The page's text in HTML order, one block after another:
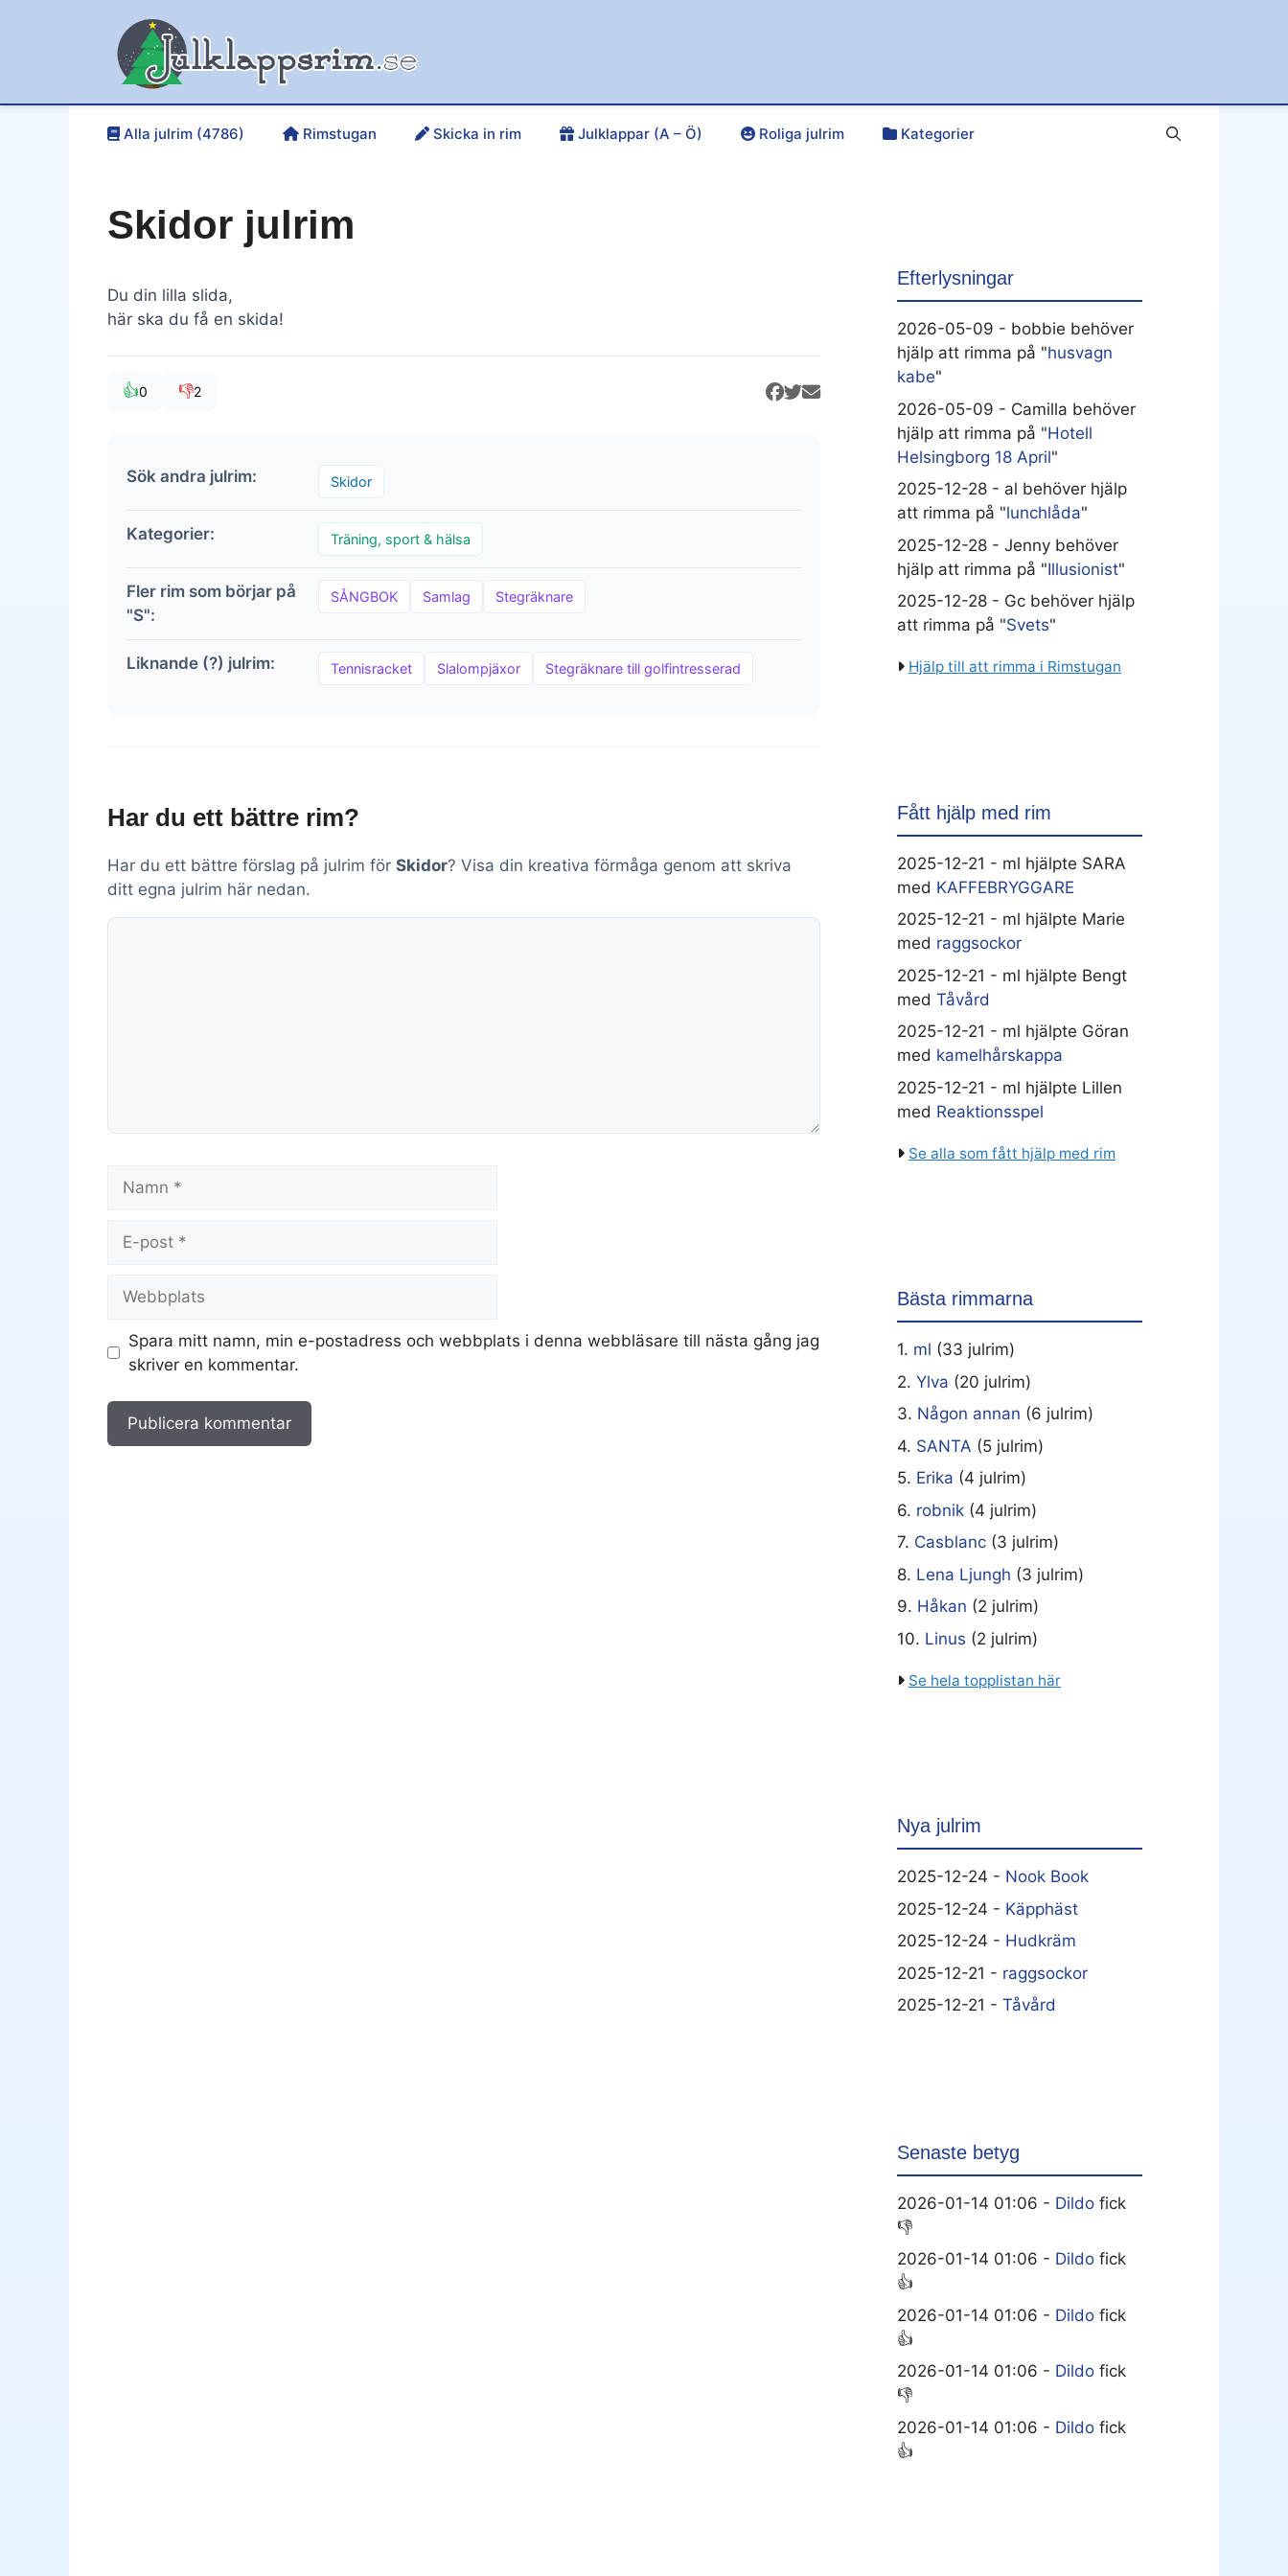
Alla julrim (4786) Rimstugan Skicka in rim Julklappar (A – Ö) Roliga julrim Kategorier
Skidor julrim
Du din lilla slida,
här ska du få en skida!
👍0 👎2
Sök andra julrim: Skidor
Kategorier: Träning, sport & hälsa
Fler rim som börjar på
"S":
SÅNGBOK Samlag Stegräknare
Liknande (?) julrim: Tennisracket Slalompjäxor Stegräknare till golfintresserad
Har du ett bättre rim?
Har du ett bättre förslag på julrim för Skidor? Visa din kreativa förmåga genom att skriva
ditt egna julrim här nedan.
Kommentar
post
Spara mitt namn, min e-postadress och webbplats i denna webbläsare till nästa gång jag
skriver en kommentar.
Efterlysningar
2026-05-09 - bobbie behöver
hjälp att rimma på "husvagn
kabe"
2026-05-09 - Camilla behöver
hjälp att rimma på "Hotell
Helsingborg 18 April"
2025-12-28 - al behöver hjälp
att rimma på "lunchlåda"
2025-12-28 - Jenny behöver
hjälp att rimma på "Illusionist"
2025-12-28 - Gc behöver hjälp
att rimma på "Svets"
Hjälp till att rimma i Rimstugan
Fått hjälp med rim
2025-12-21 - ml hjälpte SARA
med KAFFEBRYGGARE
2025-12-21 - ml hjälpte Marie
med raggsockor
2025-12-21 - ml hjälpte Bengt
med Tåvård
2025-12-21 - ml hjälpte Göran
med kamelhårskappa
2025-12-21 - ml hjälpte Lillen
med Reaktionsspel
Se alla som fått hjälp med rim
Bästa rimmarna
1. ml (33 julrim)
2. Ylva (20 julrim)
3. Någon annan (6 julrim)
4. SANTA (5 julrim)
5. Erika (4 julrim)
6. robnik (4 julrim)
7. Casblanc (3 julrim)
8. Lena Ljungh (3 julrim)
9. Håkan (2 julrim)
10. Linus (2 julrim)
Se hela topplistan här
Nya julrim
2025-12-24 - Nook Book
2025-12-24 - Käpphäst
2025-12-24 - Hudkräm
2025-12-21 - raggsockor
2025-12-21 - Tåvård
Senaste betyg
2026-01-14 01:06 - Dildo fick
👎
2026-01-14 01:06 - Dildo fick
👍
2026-01-14 01:06 - Dildo fick
👍
2026-01-14 01:06 - Dildo fick
👎
2026-01-14 01:06 - Dildo fick
👍